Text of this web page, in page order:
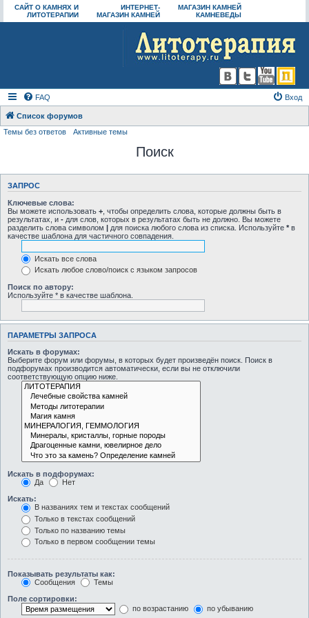
САЙТ О КАМНЯХ И
ЛИТОТЕРАПИИ
ИНТЕРНЕТ-
МАГАЗИН КАМНЕЙ
МАГАЗИН КАМНЕЙ
КАМНЕВЕДЫ
FAQ Вход
Список форумов
Темы без ответов
Активные темы
Поиск
ЗАПРОС
Ключевые слова:
Вы можете использовать + , чтобы определить слова, которые должны быть в
результатах, и - для слов, которых в результатах быть не должно. Вы можете
разделить слова символом | для поиска любого слова из списка. Используйте * в
качестве шаблона для частичного совпадения.
Искать все слова
Искать любое слово/поиск с языком запросов
Поиск по автору:
Используйте * в качестве шаблона.
ПАРАМЕТРЫ ЗАПРОСА
Искать в форумах:
Выберите форум или форумы, в которых будет произведён поиск. Поиск в
подфорумах производится автоматически, если вы не отключили
соответствующую опцию ниже.
Искать в подфорумах:
Да
Нет
Искать:
В названиях тем и текстах сообщений
Только в текстах сообщений
Только по названию темы
Только в первом сообщении темы
Показывать результаты как:
Сообщения
Темы
Поле сортировки:
по возрастанию
по убыванию